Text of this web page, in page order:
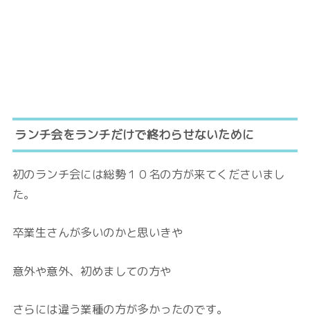
ランチ会をランチだけで終わらせないために
初のランチ会には総勢１０名の方が来てくださいまし
た。
卒業生さんが多いのかと思いきや
意外や意外、初めましての方や
さらには違う業種の方が多かったのです。